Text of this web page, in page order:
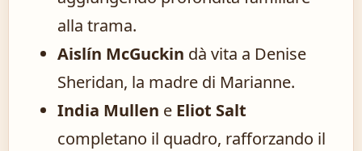
alla trama.
Aislín McGuckin dà vita a Denise
Sheridan, la madre di Marianne.
India Mullen e Eliot Salt
completano il quadro, rafforzando il